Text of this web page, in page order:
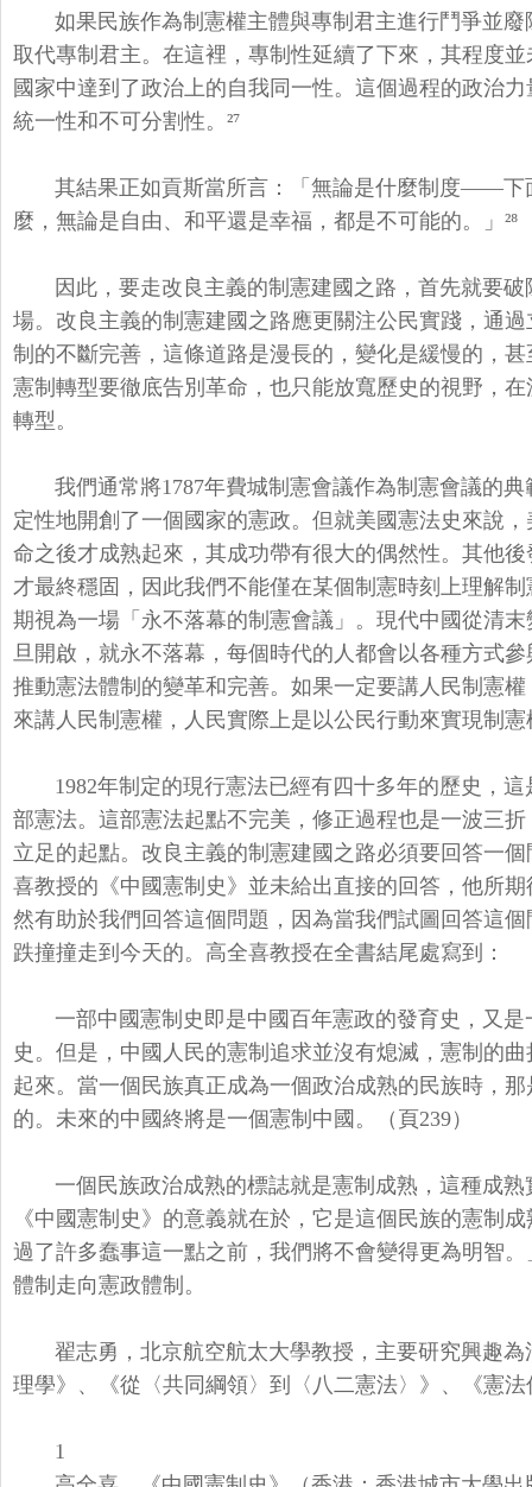
如果民族作為制憲權主體與專制君主進行鬥爭並
取代專制君主。在這裡， 專制性延續了下來，其程度
國家中達到了政治上的自我同一性。 這個過程的政治
統一性和不可分割性。²⁷
其結果正如貢斯當所言：「無論是什麼制度——
麼，無論是自由、和平還是幸福， 都是不可能的。」²⁸
因此，要走改良主義的制憲建國之路，首先就要破
場。 改良主義的制憲建國之路應更關注公民實踐，通
制的不斷完善， 這條道路是漫長的，變化是緩慢的， 甚
憲制轉型要徹底告別革命，也只能放寬歷史的視野， 在
轉型。
我們通常將1787年費城制憲會議作為制憲會議的典
定性地開創了一個國家的憲政。但就美國憲法史來說，
命之後才成熟起來， 其成功帶有很大的偶然性。 其他後
才最終穩固， 因此我們不能僅在某個制憲時刻上理解
期視為一場「 永不落幕的制憲會議」。 現代中國從清
旦開啟，就永不落幕， 每個時代的人都會以各種方式
推動憲法體制的變革和完善。 如果一定要講人民制憲
來講人民制憲權， 人民實際上是以公民行動來實現制憲
1982年制定的現行憲法已經有四十多年的歷史，這
部憲法。 這部憲法起點不完美，修正過程也是一波三
立足的起點。 改良主義的制憲建國之路必須要回答一個
喜教授的《中國憲制史》 並未給出直接的回答，他所
然有助於我們回答這個問題， 因為當我們試圖回答這
跌撞撞走到今天的。 高全喜教授在全書結尾處寫到：
一部中國憲制史即是中國百年憲政的發育史， 又是
史。但是， 中國人民的憲制追求並沒有熄滅， 憲制的曲
起來。 當一個民族真正成為一個政治成熟的民族時， 那
的。 未來的中國終將是一個憲制中國。（頁239）
一個民族政治成熟的標誌就是憲制成熟，這種成熟
《中國憲制史》 的意義就在於，它是這個民族的憲制
過了許多蠢事這一點之前， 我們將不會變得更為明智。
體制走向憲政體制。
翟志勇，北京航空航太大學教授，主要研究興趣
理學》、《從〈共同綱領〉到〈 八二憲法〉》、《憲
1